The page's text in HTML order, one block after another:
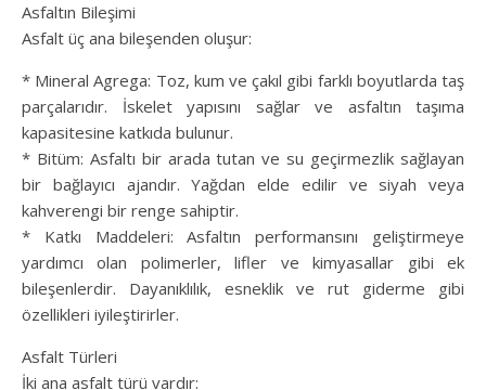
Asfaltın Bileşimi
Asfalt üç ana bileşenden oluşur:
* Mineral Agrega: Toz, kum ve çakıl gibi farklı boyutlarda taş
parçalarıdır. İskelet yapısını sağlar ve asfaltın taşıma
kapasitesine katkıda bulunur.
* Bitüm: Asfaltı bir arada tutan ve su geçirmezlik sağlayan
bir bağlayıcı ajandır. Yağdan elde edilir ve siyah veya
kahverengi bir renge sahiptir.
* Katkı Maddeleri: Asfaltın performansını geliştirmeye
yardımcı olan polimerler, lifler ve kimyasallar gibi ek
bileşenlerdir. Dayanıklılık, esneklik ve rut giderme gibi
özellikleri iyileştirirler.
Asfalt Türleri
İki ana asfalt türü vardır: